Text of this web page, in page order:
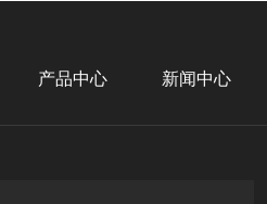
产品中心 新闻中心